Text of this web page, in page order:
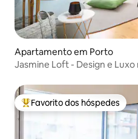
Apartamento em Porto
Jasmine Loft - Design e
Favoritos dos hóspedes mais
Favorito dos hóspedes